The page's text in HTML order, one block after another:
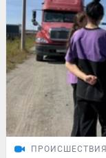
ПРОИСШЕСТВИЯ